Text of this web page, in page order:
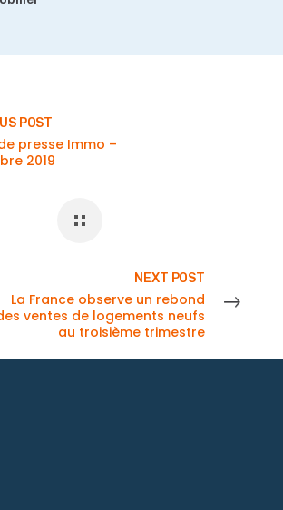
POST
presse Immo –
2019
NEXT POST
La France observe un rebond
ventes de logements neufs
au troisième trimestre